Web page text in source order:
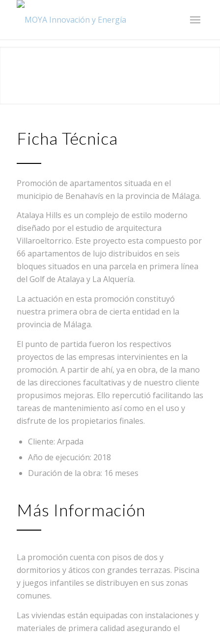
Ficha Técnica
Promoción de apartamentos situada en el
municipio de Benahavís en la provincia de Málaga.
Atalaya Hills es un complejo de estilo moderno
diseñado por el estudio de arquitectura
Villaroeltorrico. Este proyecto esta compuesto por
66 apartamentos de lujo distribuidos en seis
bloques situados en una parcela en primera línea
del Golf de Atalaya y La Alquería.
La actuación en esta promoción constituyó
nuestra primera obra de cierta entidad en la
provincia de Málaga.
El punto de partida fueron los respectivos
proyectos de las empresas intervinientes en la
promoción. A partir de ahí, ya en obra, de la mano
de las direcciones facultativas y de nuestro cliente
propusimos mejoras. Ello repercutió facilitando las
tareas de mantenimiento así como en el uso y
disfrute de los propietarios finales.
Cliente: Arpada
Año de ejecución: 2018
Duración de la obra: 16 meses
Más Información
La promoción cuenta con pisos de dos y
dormitorios y áticos con grandes terrazas. Piscina
y juegos infantiles se distribuyen en sus zonas
comunes.
Las viviendas están equipadas con instalaciones y
materiales de primera calidad asegurando el